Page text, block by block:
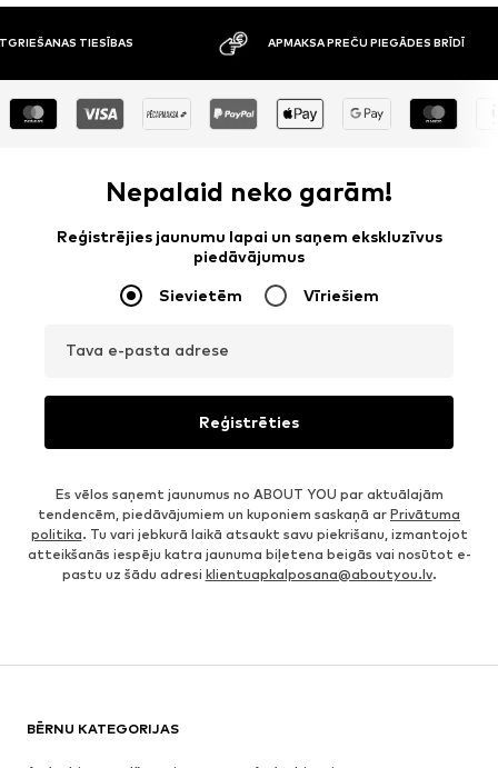
TIESĪBAS APMAKSA PREČU PIEGĀDES BRĪDĪ
Nepalaid neko garām!
Reģistrējies jaunumu lapai un saņem ekskluzīvus
piedāvājumus
Sievietēm Vīriešiem
Tava e-pasta adrese
Reģistrēties
Es vēlos saņemt jaunumus no ABOUT YOU par aktuālajām
tendencēm, piedāvājumiem un kuponiem saskaņā ar Privātuma
politika. Tu vari jebkurā laikā atsaukt savu piekrišanu, izmantojot
atteikšanās iespēju katra jaunuma biļetena beigās vai nosūtot e-
pastu uz šādu adresi klientuapkalposana@aboutyou.lv.
BĒRNU KATEGORIJAS